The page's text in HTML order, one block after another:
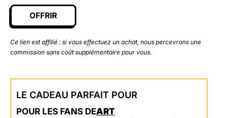
OFFRIR
Ce lien est affilié : si vous effectuez un achat, nous percevrons une
commission sans coût supplémentaire pour vous.
LE CADEAU PARFAIT POUR
POUR LES FANS DEART